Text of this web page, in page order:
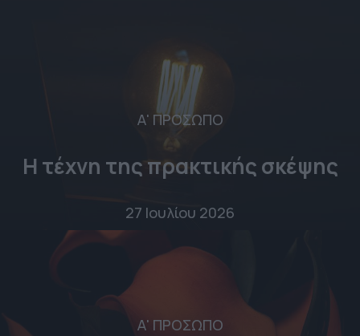
Α' ΠΡΟΣΩΠΟ
Η τέχνη της πρακτικής σκέψης
27 Ιουλίου 2026
Α' ΠΡΟΣΩΠΟ